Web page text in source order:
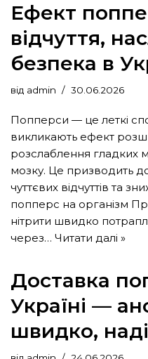
Ефект
відчуття,
безпека в
від admin 30.06.2026
Попперси — це леткі
викликають ефект
розслаблення гладких
мозку. Це призводить
чуттєвих відчуттів та
попперс на організм
нітрити швидко
через… Читати далі »
Доставка
Україні —
швидко,